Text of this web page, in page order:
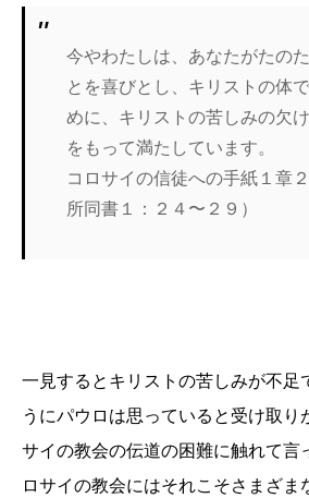
今やわたしは、あなたがたの
とを喜びとし、キリストの体
めに、キリストの苦しみの欠
をもって満たしています。
コロサイの信徒への手紙１章
所同書１：２４〜２９）
一見するとキリストの苦しみが不足
うにパウロは思っていると受け取り
サイの教会の伝道の困難に触れて言
ロサイの教会にはそれこそさまざま